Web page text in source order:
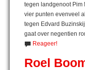
tegen landgenoot Pim
vier punten evenveel
tegen Edvard
gaat over negentien
Reageer!
Roel